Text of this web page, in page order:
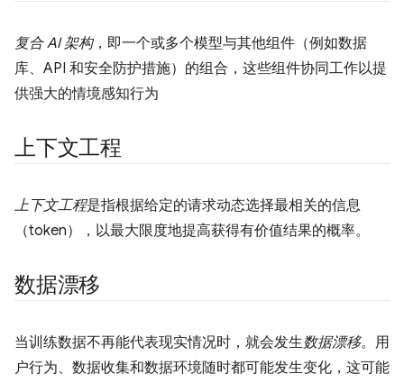
复合 AI 架构，即一个或多个模型与其他组件（例如数据
库、API 和安全防护措施）的组合，这些组件协同工作以提
供强大的情境感知行为
上下文工程
上下文工程是指根据给定的请求动态选择最相关的信息
（token），以最大限度地提高获得有价值结果的概率。
数据漂移
当训练数据不再能代表现实情况时，就会发生数据漂移。用
户行为、数据收集和数据环境随时都可能发生变化，这可能